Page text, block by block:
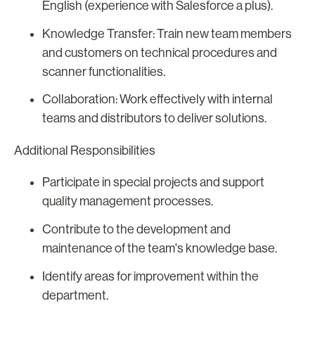
English (experience with Salesforce a plus).
Knowledge Transfer: Train new team members
and customers on technical procedures and
scanner functionalities.
Collaboration: Work effectively with internal
teams and distributors to deliver solutions.
Additional Responsibilities
Participate in special projects and support
quality management processes.
Contribute to the development and
maintenance of the team's knowledge base.
Identify areas for improvement within the
department.